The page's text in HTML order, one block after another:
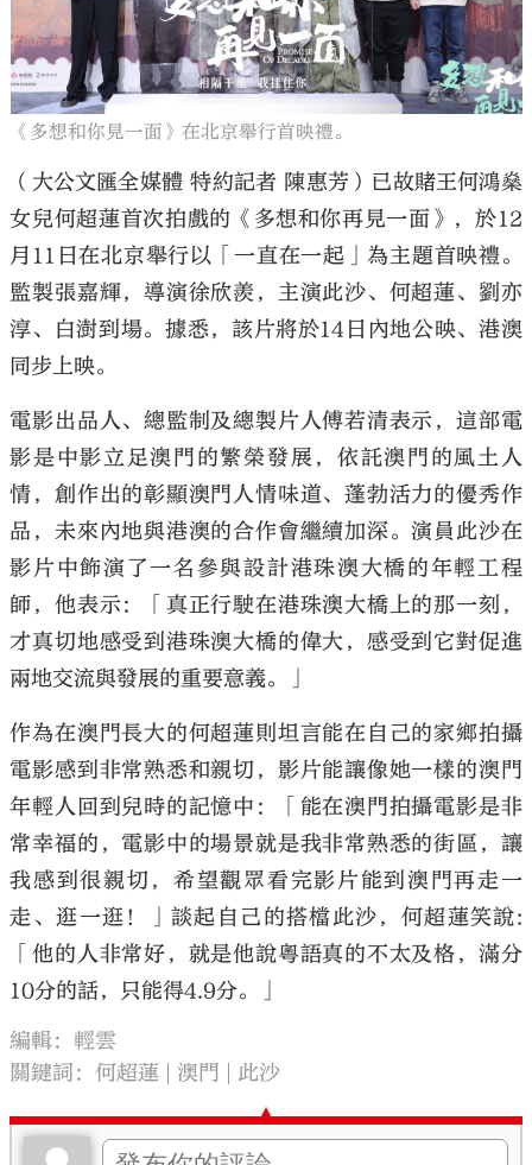
《多想和你見一面》在北京舉行首映禮。
（大公文匯全媒體 特約記者 陳惠芳）已故賭王何鴻燊
女兒何超蓮首次拍戲的《多想和你再見一面》，於12
月11日在北京舉行以「一直在一起」為主題首映禮。
監製張嘉輝，導演徐欣羨，主演此沙、何超蓮、劉亦
淳、白澍到場。據悉，該片將於14日內地公映、港澳
同步上映。
電影出品人、總監制及總製片人傅若清表示，這部電
影是中影立足澳門的繁榮發展，依託澳門的風土人
情，創作出的彰顯澳門人情味道、蓬勃活力的優秀作
品，未來內地與港澳的合作會繼續加深。演員此沙在
影片中飾演了一名參與設計港珠澳大橋的年輕工程
師，他表示：「真正行駛在港珠澳大橋上的那一刻，
才真切地感受到港珠澳大橋的偉大，感受到它對促進
兩地交流與發展的重要意義。」
作為在澳門長大的何超蓮則坦言能在自己的家鄉拍攝
電影感到非常熟悉和親切，影片能讓像她一樣的澳門
年輕人回到兒時的記憶中：「能在澳門拍攝電影是非
常幸福的，電影中的場景就是我非常熟悉的街區，讓
我感到很親切，希望觀眾看完影片能到澳門再走一
走、逛一逛！」談起自己的搭檔此沙，何超蓮笑說:
「他的人非常好，就是他說粵語真的不太及格，滿分
10分的話，只能得4.9分。」
編輯：輕雲
關鍵詞：何超蓮 澳門 此沙